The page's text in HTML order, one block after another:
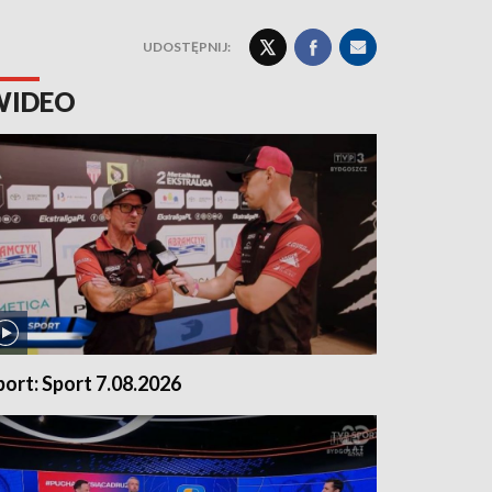
UDOSTĘPNIJ:
Sport 7.08.2026